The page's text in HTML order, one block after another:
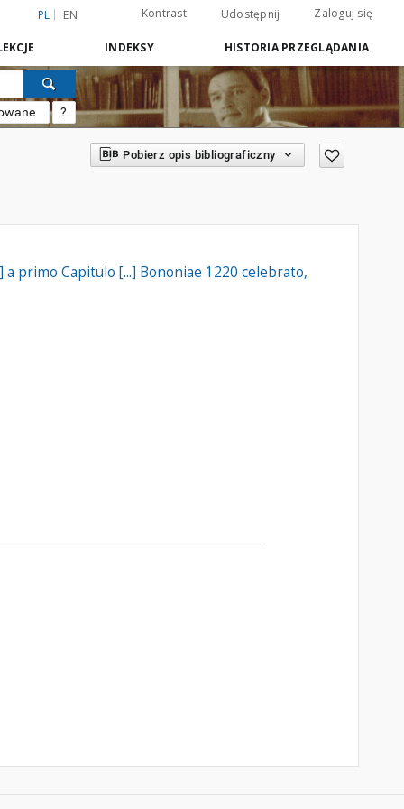
PL EN Kontrast Udostępnij Zaloguj się
INDEKSY HISTORIA PRZEGLĄDANIA
?
Pobierz opis bibliograficzny
primo Capitulo [...] Bononiae 1220 celebrato,